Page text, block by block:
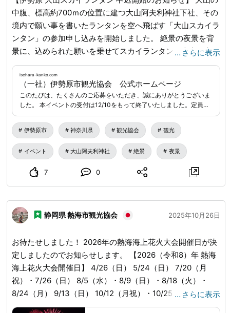
中腹、標高約700ｍの位置に建つ大山阿夫利神社下社、その
境内で願い事を書いたランタンを空へ飛ばす「大山スカイラ
ンタン」の参加申し込みを開始しました。 絶景の夜景を背
景に、込められた願いを乗せてスカイランタンが大山の空に
浮かび上がり、幻想的な光景が広がります。 この冬、幻想
的なひとときをぜひ体験してみませんか？ ◇開催日時 令和
8年1月17日(土)・24日(土) ◇打上 17:30予定 ◇場所 大山阿
夫利神社下社境内 お申込み方法・締め切りなど、詳細につ
いては観光協会公式ページをご覧ください。isehara-
kanko.com ...
… さらに表示
isehara-kanko.com
（一社）伊勢原市観光協会 公式ホームページ
このたびは、たくさんのご応募をいただき、誠にありがとうございま
した。 本イベントの受付は12/10をもって終了いたしました。定員を
大幅に上回るご応募がございましたため、キャンセル待ちを含め、現
在すべての受付を停止しております。現在両日とも満員ですが、キャ
ンセル待ちの受付を行っています標高700mから願いを込めて！大山
の中腹、標高約700ｍの位置に建つ大山阿夫利神社下社、その境内で
スカイランタンを飛ばします。参加者各々が願い
伊勢原市 神奈川県 観光協会 観光
イベント 大山阿夫利神社 絶景 夜景
7 0
静岡県 熱海市観光協会 2025年10月26日
お待たせしました！ 2026年の熱海海上花火大会開催日が決
定しましたのでお知らせします。 【2026（令和8）年 熱海
海上花火大会開催日】 4/26（日） 5/24（日） 7/20（月
祝）・7/26（日） 8/5（水）・8/9（日）・8/18（火）・
8/24（月） 9/13（日） 10/12（月祝）・10/25（日）
11/8（日）・11/23（月祝） 12/6（日）・12/25（金） 時間
… さらに表示